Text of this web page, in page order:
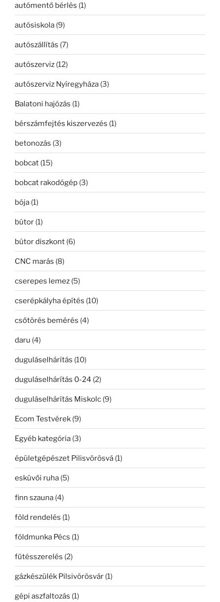
autómentő bérlés (1)
autósiskola (9)
autószállítás (7)
autószerviz (12)
autószerviz Nyíregyháza (3)
Balatoni hajózás (1)
bérszámfejtés kiszervezés (1)
betonozás (3)
bobcat (15)
bobcat rakodógép (3)
bója (1)
bútor (1)
bútor diszkont (6)
CNC marás (8)
cserepes lemez (5)
cserépkályha építés (10)
csőtörés bemérés (4)
daru (4)
duguláselhárítás (10)
duguláselhárítás 0-24 (2)
duguláselhárítás Miskolc (9)
Ecom Testvérek (9)
Egyéb kategória (3)
épületgépészet Pilisvörösvá (1)
esküvői ruha (5)
finn szauna (4)
föld rendelés (1)
földmunka Pécs (1)
fűtésszerelés (2)
gázkészülék Pilsivörösvár (1)
gépi aszfaltozás (1)